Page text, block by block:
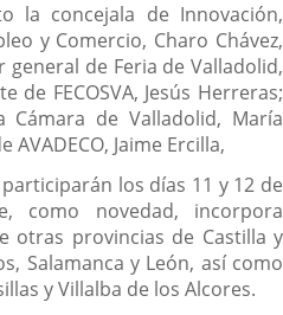
la concejala de Innovación,
y Comercio, Charo Chávez,
de Feria de Valladolid,
FECOSVA, Jesús Herreras;
de Valladolid, María
Jaime Ercilla,
los días 11 y 12 de
como novedad, incorpora
otras provincias de Castilla y
Salamanca y León, así como
y Villalba de los Alcores.